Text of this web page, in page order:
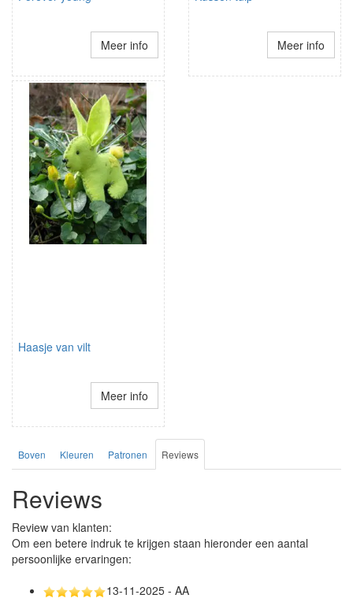
Meer info Meer info
Haasje van vilt
Meer info
Boven Kleuren Patronen Reviews
Reviews
Review van klanten:
Om een betere indruk te krijgen staan hieronder een aantal
persoonlijke ervaringen:
13-11-2025 - AA